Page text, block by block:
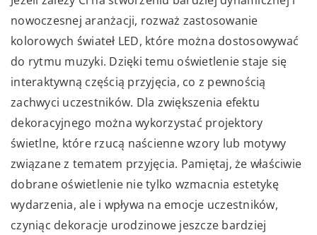
nowoczesnej aranżacji, rozważ zastosowanie
kolorowych świateł LED, które można dostosowywać
do rytmu muzyki. Dzięki temu oświetlenie staje się
interaktywną częścią przyjęcia, co z pewnością
zachwyci uczestników. Dla zwiększenia efektu
dekoracyjnego można wykorzystać projektory
świetlne, które rzucą naścienne wzory lub motywy
związane z tematem przyjęcia. Pamiętaj, że właściwie
dobrane oświetlenie nie tylko wzmacnia estetykę
wydarzenia, ale i wpływa na emocje uczestników,
czyniąc dekoracje urodzinowe jeszcze bardziej